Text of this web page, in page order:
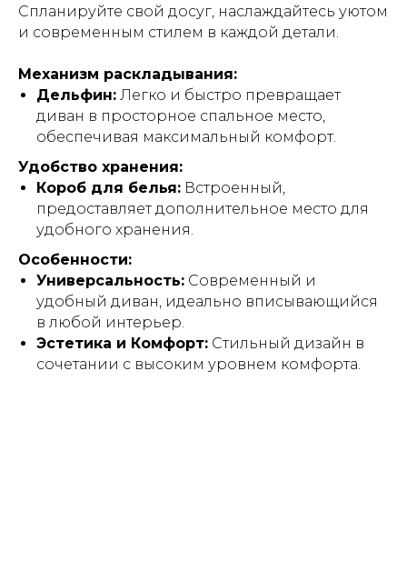
Спланируйте свой досуг, наслаждайтесь уютом
и современным стилем в каждой детали.
Механизм раскладывания:
Дельфин: Легко и быстро превращает
диван в просторное спальное место,
обеспечивая максимальный комфорт.
Удобство хранения:
Короб для белья: Встроенный,
предоставляет дополнительное место для
удобного хранения.
Особенности:
Универсальность: Современный и
удобный диван, идеально вписывающийся
в любой интерьер.
Эстетика и Комфорт: Стильный дизайн в
сочетании с высоким уровнем комфорта.